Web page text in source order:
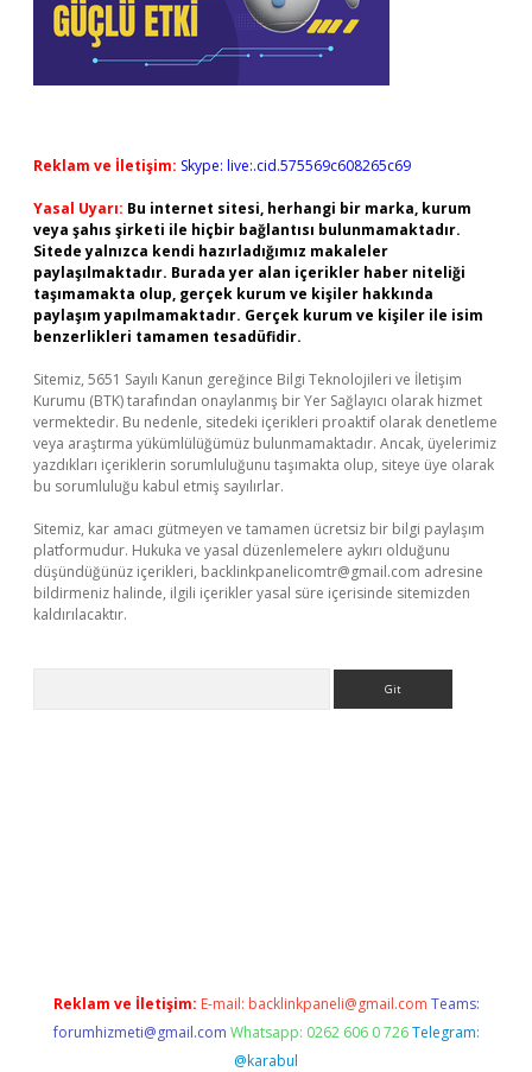
Reklam ve İletişim: Skype: live:.cid.575569c608265c69
Yasal Uyarı: Bu internet sitesi, herhangi bir marka, kurum
veya şahıs şirketi ile hiçbir bağlantısı bulunmamaktadır.
Sitede yalnızca kendi hazırladığımız makaleler
paylaşılmaktadır. Burada yer alan içerikler haber niteliği
taşımamakta olup, gerçek kurum ve kişiler hakkında
paylaşım yapılmamaktadır. Gerçek kurum ve kişiler ile isim
benzerlikleri tamamen tesadüfidir.
Sitemiz, 5651 Sayılı Kanun gereğince Bilgi Teknolojileri ve İletişim
Kurumu (BTK) tarafından onaylanmış bir Yer Sağlayıcı olarak hizmet
vermektedir. Bu nedenle, sitedeki içerikleri proaktif olarak denetleme
veya araştırma yükümlülüğümüz bulunmamaktadır. Ancak, üyelerimiz
yazdıkları içeriklerin sorumluluğunu taşımakta olup, siteye üye olarak
bu sorumluluğu kabul etmiş sayılırlar.
Sitemiz, kar amacı gütmeyen ve tamamen ücretsiz bir bilgi paylaşım
platformudur. Hukuka ve yasal düzenlemelere aykırı olduğunu
düşündüğünüz içerikleri, backlinkpanelicomtr@gmail.com adresine
bildirmeniz halinde, ilgili içerikler yasal süre içerisinde sitemizden
kaldırılacaktır.
Reklam ve İletişim: E-mail: backlinkpaneli@gmail.com Teams:
forumhizmeti@gmail.com Whatsapp: 0262 606 0 726 Telegram:
@karabul